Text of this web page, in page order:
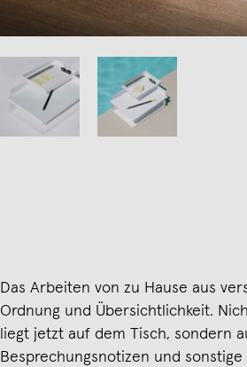
Das Arbeiten von zu Hause aus
Ordnung und Übersichtlichkeit.
liegt jetzt auf dem Tisch, sondern
Besprechungsnotizen und